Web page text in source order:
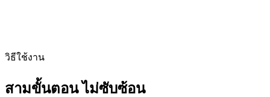
วิธีใช้งาน
สามขั้นตอน ไม่ซับซ้อน